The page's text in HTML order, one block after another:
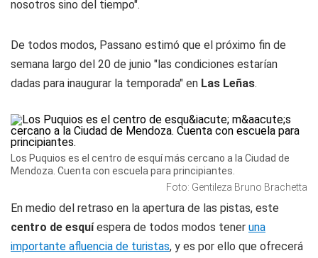
nosotros sino del tiempo".
De todos modos, Passano estimó que el próximo fin de
semana largo del 20 de junio "las condiciones estarían
dadas para inaugurar la temporada" en Las Leñas.
Los Puquios es el centro de esquí más cercano a la Ciudad de
Mendoza. Cuenta con escuela para principiantes.
Foto: Gentileza Bruno Brachetta
En medio del retraso en la apertura de las pistas, este
centro de esquíespera de todos modos tener una
importante afluencia de turistas, y es por ello que ofrecerá